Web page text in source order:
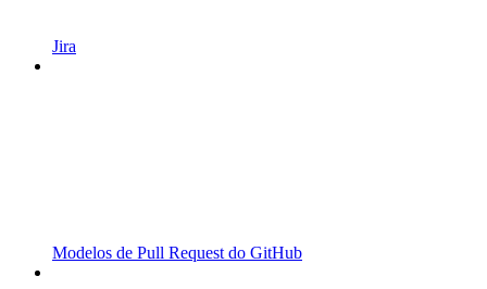
Jira
Modelos de Pull Request do GitHub